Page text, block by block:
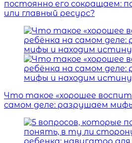
постоянно его сокращаем:
или главный ресурс?
Что такое «хорошее
самом деле: разрушаем